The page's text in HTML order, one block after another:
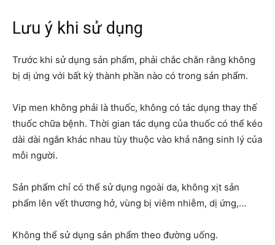
Lưu ý khi sử dụng
Trước khi sử dụng sản phẩm, phải chắc chắn rằng không
bị dị ứng với bất kỳ thành phần nào có trong sản phẩm.
Vip men không phải là thuốc, không có tác dụng thay thế
thuốc chữa bệnh. Thời gian tác dụng của thuốc có thể kéo
dài dài ngắn khác nhau tùy thuộc vào khả năng sinh lý của
mỗi người.
Sản phẩm chỉ có thể sử dụng ngoài da, không xịt sản
phẩm lên vết thương hở, vùng bị viêm nhiễm, dị ứng,…
Không thể sử dụng sản phẩm theo đường uống.